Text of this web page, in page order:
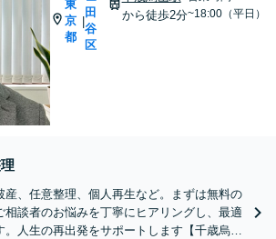
東
京
都
|
田
谷
区
から徒歩2分~18:00（平日）
産、任意整理、個人再生など。まずは無料の
相談者のお悩みを丁寧にヒアリングし、最適
。人生の再出発をサポートします【千歳烏山